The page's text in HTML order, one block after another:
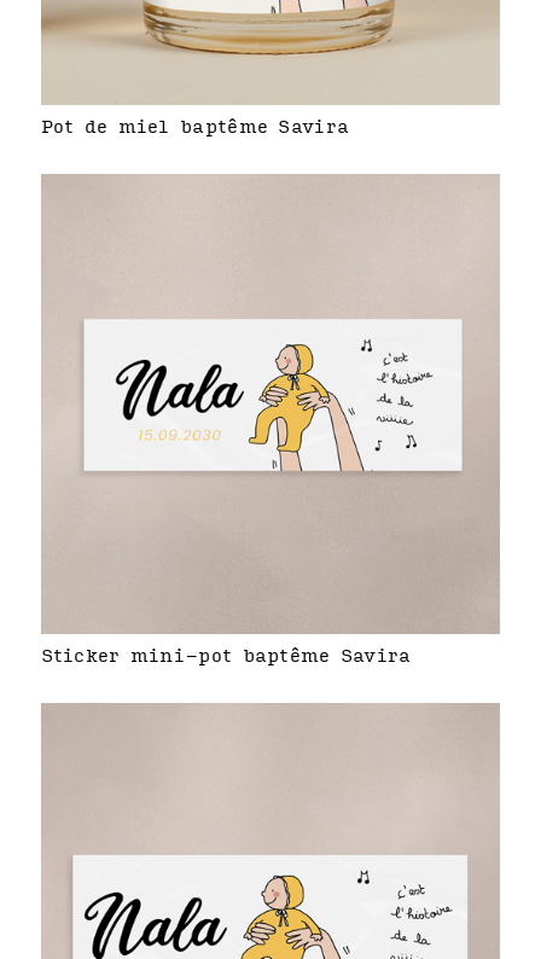
Pot de miel baptême Savira
Sticker mini-pot baptême Savira